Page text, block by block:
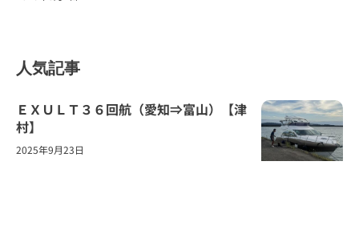
人気記事
ＥＸＵＬＴ３６回航（愛知⇒富山）【津
村】
2025年9月23日